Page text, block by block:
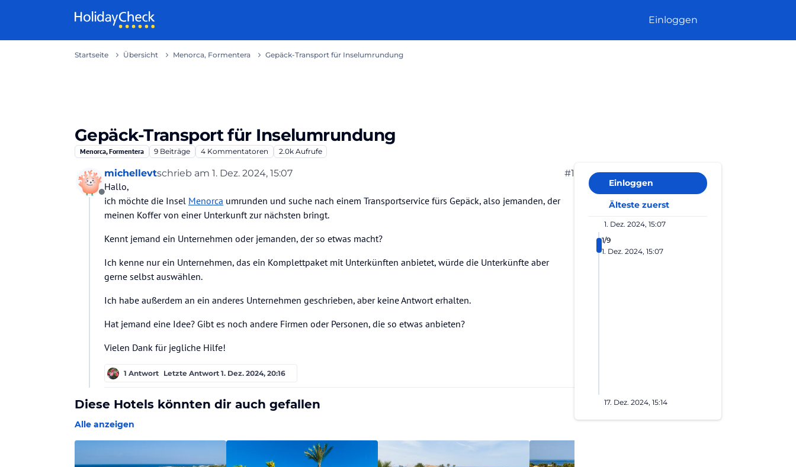
Einloggen
Startseite Übersicht Menorca, Formentera Gepäck-Transport für Inselumrundung
Gepäck-Transport für Inselumrundung
Menorca, Formentera 9 Beiträge 4 Kommentatoren 2.0k Aufrufe
Offline
michellevtschrieb am 1. Dez. 2024, 15:07
zuletzt editiert von #1
Hallo,
ich möchte die Insel Menorca umrunden und suche nach einem Transportservice fürs Gepäck, also jemanden, der
meinen Koffer von einer Unterkunft zur nächsten bringt.
Kennt jemand ein Unternehmen oder jemanden, der so etwas macht?
Ich kenne nur ein Unternehmen, das ein Komplettpaket mit Unterkünften anbietet, würde die Unterkünfte aber
gerne selbst auswählen.
Ich habe außerdem an ein anderes Unternehmen geschrieben, aber keine Antwort erhalten.
Hat jemand eine Idee? Gibt es noch andere Firmen oder Personen, die so etwas anbieten?
Vielen Dank für jegliche Hilfe!
1 Antwort Letzte Antwort 1. Dez. 2024, 20:16
Einloggen
Älteste zuerst
1. Dez. 2024, 15:07
1/9
1. Dez. 2024, 15:07
17. Dez. 2024, 15:14